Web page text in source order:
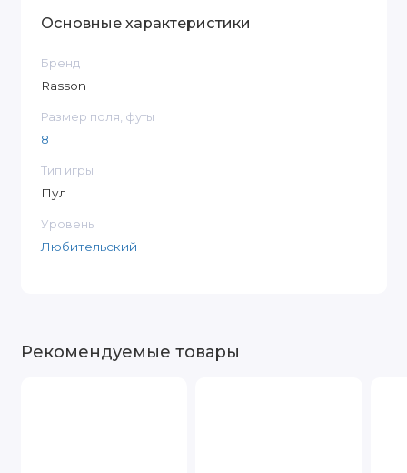
Основные характеристики
Бренд
Rasson
Размер поля, футы
8
Тип игры
Пул
Уровень
Любительский
Рекомендуемые товары